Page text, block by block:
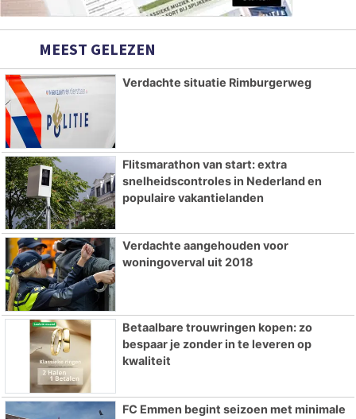
MEEST GELEZEN
Verdachte situatie Rimburgerweg
Flitsmarathon van start: extra
snelheidscontroles in Nederland en
populaire vakantielanden
Verdachte aangehouden voor
woningoverval uit 2018
Betaalbare trouwringen kopen: zo
bespaar je zonder in te leveren op
kwaliteit
FC Emmen begint seizoen met minimale